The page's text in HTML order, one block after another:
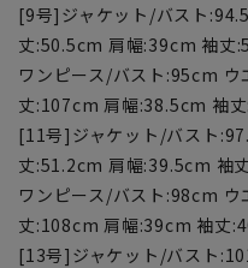
[9号]ジャケット/バスト
丈:50.5cm 肩幅:39cm 袖丈
ワンピース/バスト:95cm
丈:107cm 肩幅:38.5cm 袖
[11号]ジャケット/バスト
丈:51.2cm 肩幅:39.5cm 袖
ワンピース/バスト:98cm
丈:108cm 肩幅:39cm 袖丈
[13号]ジャケット/バスト